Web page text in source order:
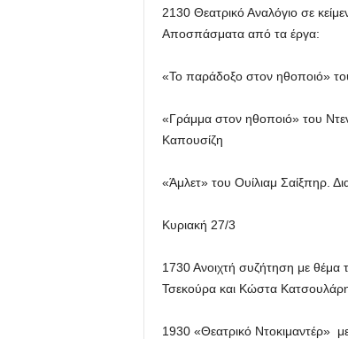
2130 Θεατρικό Αναλόγιο σε
Αποσπάσματα από τα έργα:
«Το παράδοξο στον ηθοποιό»
«Γράμμα στον ηθοποιό» του
Καπουσίζη
«Άμλετ» του Ουίλιαμ Σαίξπηρ.
Κυριακή 27/3
1730 Ανοιχτή συζήτηση με θέμα
Τσεκούρα και Κώστα
1930 «Θεατρικό Ντοκιμαντέρ»